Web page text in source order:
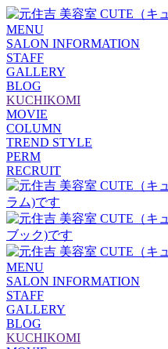
MENU
SALON INFORMATION
STAFF
GALLERY
BLOG
KUCHIKOMI
MOVIE
COLUMN
TREND STYLE
PERM
RECRUIT
MENU
SALON INFORMATION
STAFF
GALLERY
BLOG
KUCHIKOMI